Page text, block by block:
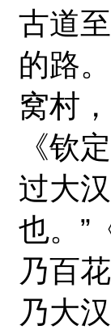
古道
的路
窝村
《钦
过大
也。”
乃百
乃大